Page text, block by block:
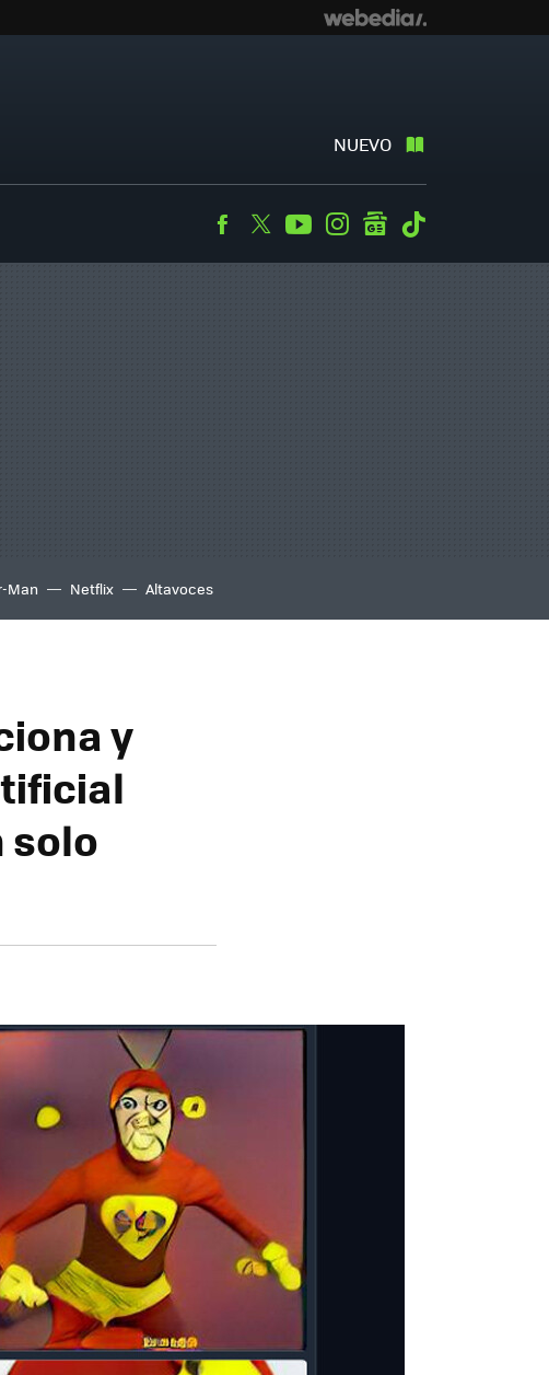
NUEVO
Facebook
TwitterYoutubeInstagramgooglenews
Man Netflix Altavoces
y
solo